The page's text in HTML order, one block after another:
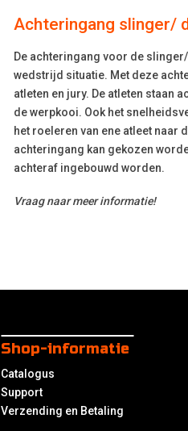
Achteringang slinger/
De achteringang voor de
wedstrijd situatie. Met deze
atleten en jury. De atleten staan
de werpkooi. Ook het
het roeleren van ene atleet naar
achteringang kan gekozen
achteraf ingebouwd worden.
Vraag naar meer informatie!
Shop-informatie
Catalogus
Support
Verzending en Betaling